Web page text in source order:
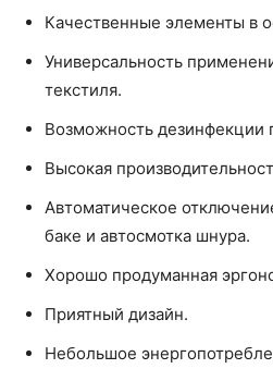
Качественные элементы в
Универсальность
текстиля.
Возможность дезинфекции
Высокая
Автоматическое
баке и автосмотка шнура.
Хорошо продуманная
Приятный дизайн.
Небольшое